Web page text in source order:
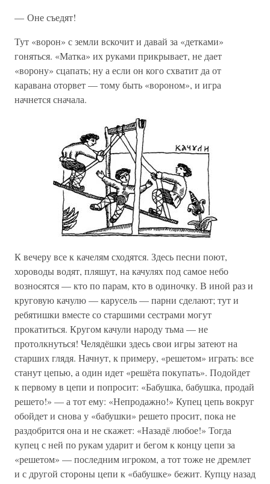
— Оне съедят!
Тут «ворон» с земли вскочит и давай за «детками»
гоняться. «Матка» их руками прикрывает, не дает
«ворону» сцапать; ну а если он кого схватит да от
каравана оторвет — тому быть «вороном», и игра
начнется сначала.
К вечеру все к качелям сходятся. Здесь песни поют,
хороводы водят, пляшут, на качулях под самое небо
возносятся — кто по парам, кто в одиночку. В иной раз и
круговую качулю — карусель — парни сделают; тут и
ребятишки вместе со старшими сестрами могут
прокатиться. Кругом качули народу тьма — не
протолкнуться! Челядёшки здесь свои игры затеют на
старших глядя. Начнут, к примеру, «решетом» играть: все
станут цепью, а один идет «решёта покупать». Подойдет
к первому в цепи и попросит: «Бабушка, бабушка, продай
решето!» — а тот ему: «Непродажно!» Купец цепь вокруг
обойдет и снова у «бабушки» решето просит, пока не
раздобрится она и не скажет: «Назадё любое!» Тогда
купец с ней по рукам ударит и бегом к концу цепи за
«решетом» — последним игроком, а тот тоже не дремлет
и с другой стороны цепи к «бабушке» бежит. Купцу назад